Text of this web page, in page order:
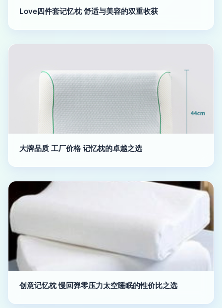
Love四件套记忆枕 舒适与美容的双重收获
大牌品质 工厂价格 记忆枕的卓越之选
创意记忆枕 慢回弹零压力太空睡眠的性价比之选